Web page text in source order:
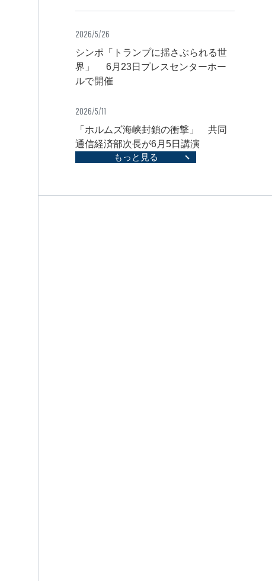
2026/5/26
シンポ「トランプに揺さぶられる世
界」 6月23日プレスセンターホー
ルで開催
2026/5/11
「ホルムズ海峡封鎖の衝撃」 共同
通信経済部次長が6月5日講演
もっと見る